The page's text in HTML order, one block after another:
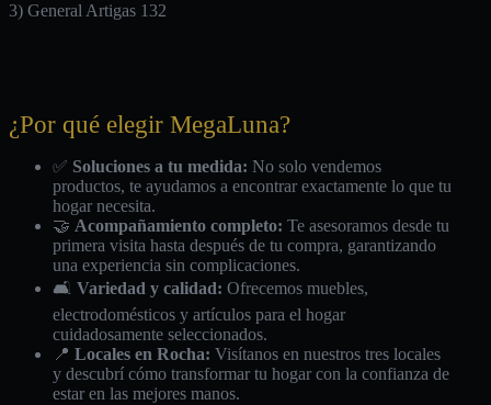
3) General Artigas 132
¿Por qué elegir MegaLuna?
✅ Soluciones a tu medida: No solo vendemos
productos, te ayudamos a encontrar exactamente lo que tu
hogar necesita.
🤝 Acompañamiento completo: Te asesoramos desde tu
primera visita hasta después de tu compra, garantizando
una experiencia sin complicaciones.
🛋️ Variedad y calidad: Ofrecemos muebles,
electrodomésticos y artículos para el hogar
cuidadosamente seleccionados.
📍 Locales en Rocha: Visítanos en nuestros tres locales
y descubrí cómo transformar tu hogar con la confianza de
estar en las mejores manos.